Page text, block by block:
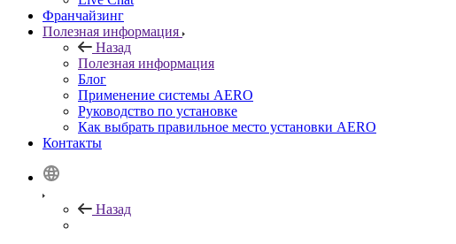
Франчайзинг
Полезная информация
Назад
Полезная информация
Блог
Применение системы AERO
Руководство по установке
Как выбрать правильное место установки AERO
Контакты
Нaзад